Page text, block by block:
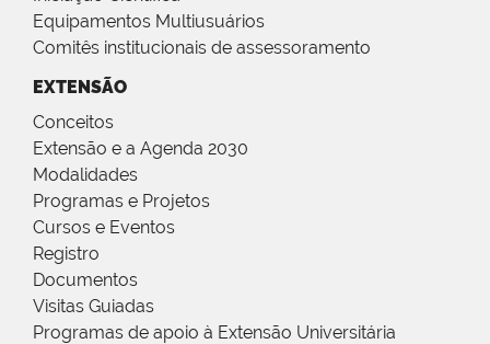
Equipamentos Multiusuários
Comitês institucionais de assessoramento
EXTENSÃO
Conceitos
Extensão e a Agenda 2030
Modalidades
Programas e Projetos
Cursos e Eventos
Registro
Documentos
Visitas Guiadas
Programas de apoio à Extensão Universitária